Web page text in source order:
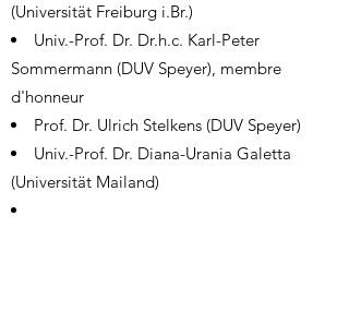
(Universität Freiburg i.Br.)
Univ.-Prof. Dr. Dr.h.c. Karl-Peter
Sommermann (DUV Speyer), membre
d'honneur
Prof. Dr. Ulrich Stelkens (DUV Speyer)
Univ.-Prof. Dr. Diana-Urania Galetta
(Universität Mailand)